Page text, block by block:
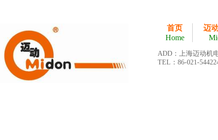
首页
Home
迈
ADD：上海迈动机
TEL：86-021-